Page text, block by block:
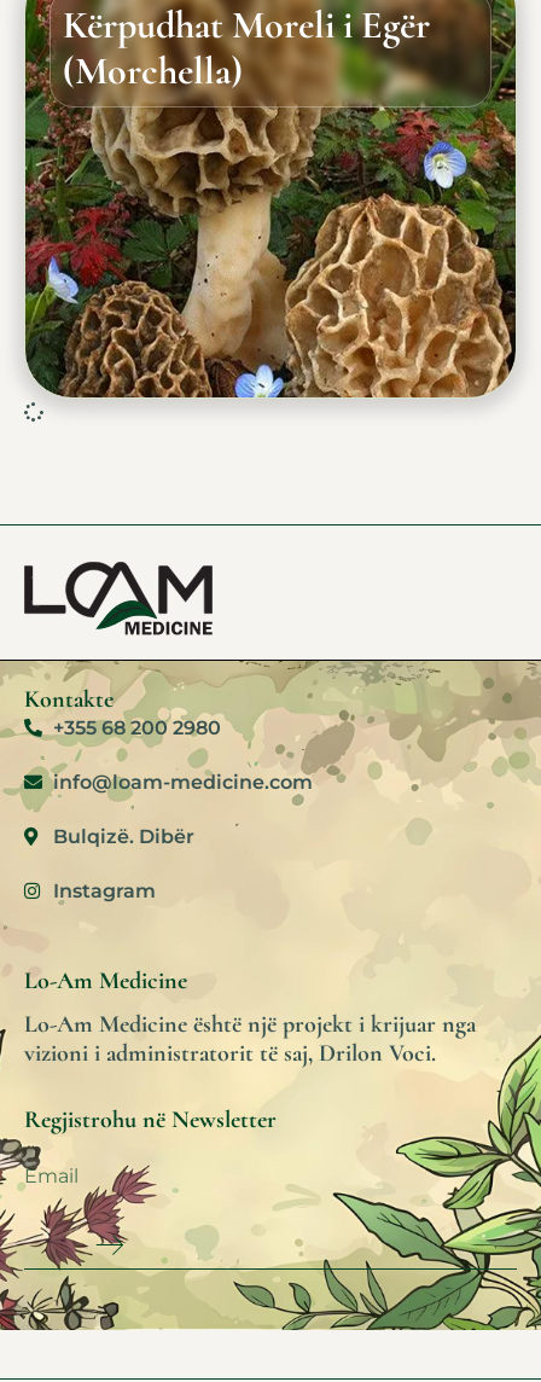
Kërpudhat Moreli i Egër
(Morchella)
Kontakte
+355 68 200 2980
info@loam-medicine.com
Bulqizë. Dibër
Instagram
Lo-Am Medicine
Lo-Am Medicine është një projekt i krijuar nga
vizioni i administratorit të saj, Drilon Voci.
Regjistrohu në Newsletter